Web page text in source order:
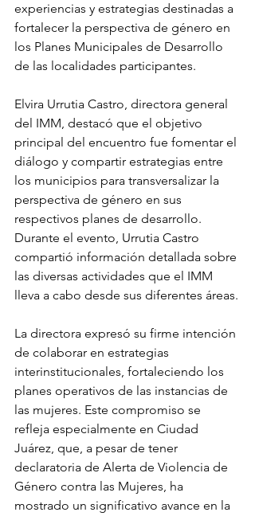
experiencias y estrategias destinadas a
fortalecer la perspectiva de género en
los Planes Municipales de Desarrollo
de las localidades participantes.
Elvira Urrutia Castro, directora general
del IMM, destacó que el objetivo
principal del encuentro fue fomentar el
diálogo y compartir estrategias entre
los municipios para transversalizar la
perspectiva de género en sus
respectivos planes de desarrollo.
Durante el evento, Urrutia Castro
compartió información detallada sobre
las diversas actividades que el IMM
lleva a cabo desde sus diferentes áreas.
La directora expresó su firme intención
de colaborar en estrategias
interinstitucionales, fortaleciendo los
planes operativos de las instancias de
las mujeres. Este compromiso se
refleja especialmente en Ciudad
Juárez, que, a pesar de tener
declaratoria de Alerta de Violencia de
Género contra las Mujeres, ha
mostrado un significativo avance en la